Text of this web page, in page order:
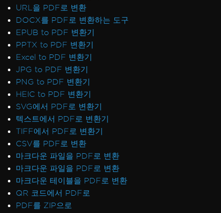
URL을 PDF로 변환
DOCX를 PDF로 변환하는 도구
EPUB to PDF 변환기
PPTX to PDF 변환기
Excel to PDF 변환기
JPG to PDF 변환기
PNG to PDF 변환기
HEIC to PDF 변환기
SVG에서 PDF로 변환기
텍스트에서 PDF로 변환기
TIFF에서 PDF로 변환기
CSV를 PDF로 변환
마크다운 파일을 PDF로 변환
마크다운 파일을 PDF로 변환
마크다운 테이블을 PDF로 변환
QR 코드에서 PDF로
PDF를 ZIP으로